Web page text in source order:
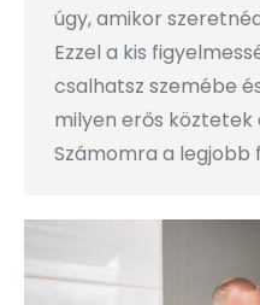
úgy, amikor
Ezzel a kis
csalhatsz szemébe
milyen erős köztetek
Számomra a legjobb